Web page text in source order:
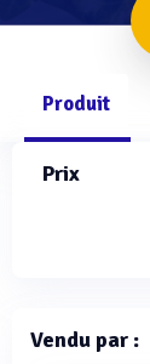
Produit
Prix
Vendu par :